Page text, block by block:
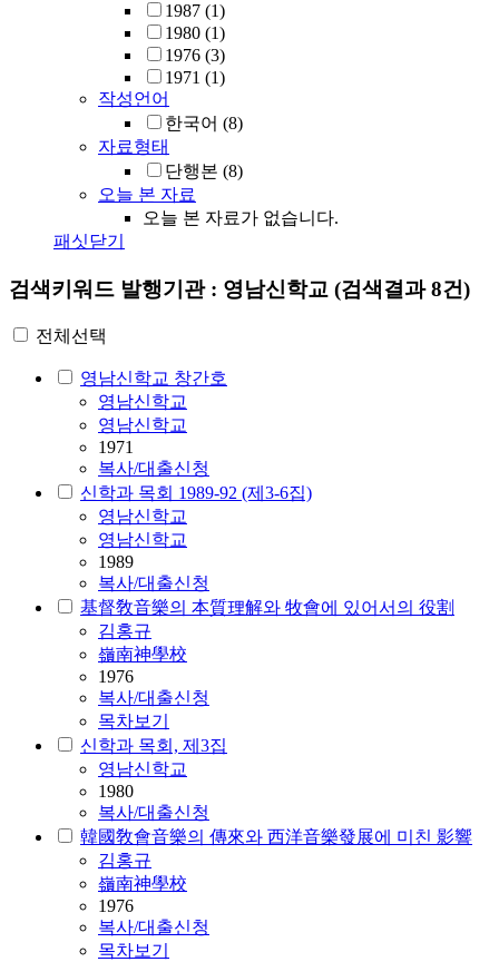
1987 (1)
1980 (1)
1976 (3)
1971 (1)
작성언어
한국어 (8)
자료형태
단행본 (8)
오늘 본 자료
오늘 본 자료가 없습니다.
패싯닫기
검색키워드 발행기관 : 영남신학교 (검색결과 8건)
전체선택
영남신학교 창간호
영남신학교
영남신학교
1971
복사/대출신청
신학과 목회 1989-92 (제3-6집)
영남신학교
영남신학교
1989
복사/대출신청
基督敎音樂의 本質理解와 牧會에 있어서의 役割
김홍규
嶺南神學校
1976
복사/대출신청
목차보기
신학과 목회, 제3집
영남신학교
1980
복사/대출신청
韓國敎會音樂의 傳來와 西洋音樂發展에 미친 影響
김홍규
嶺南神學校
1976
복사/대출신청
목차보기